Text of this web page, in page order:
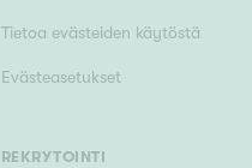
Tietoa evästeiden käytöstä
Evästeasetukset
REKRYTOINTI